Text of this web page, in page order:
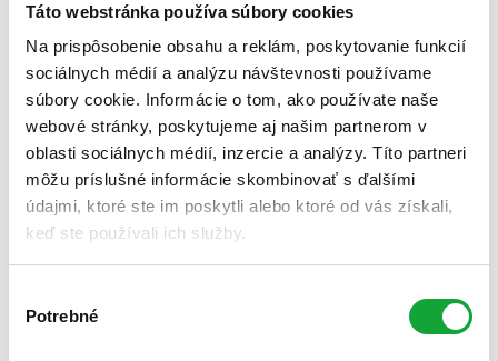
Táto webstránka používa súbory cookies
Na prispôsobenie obsahu a reklám, poskytovanie funkcií
sociálnych médií a analýzu návštevnosti používame
súbory cookie. Informácie o tom, ako používate naše
webové stránky, poskytujeme aj našim partnerom v
oblasti sociálnych médií, inzercie a analýzy. Títo partneri
môžu príslušné informácie skombinovať s ďalšími
údajmi, ktoré ste im poskytli alebo ktoré od vás získali,
keď ste používali ich služby.
súhlasu
Potrebné